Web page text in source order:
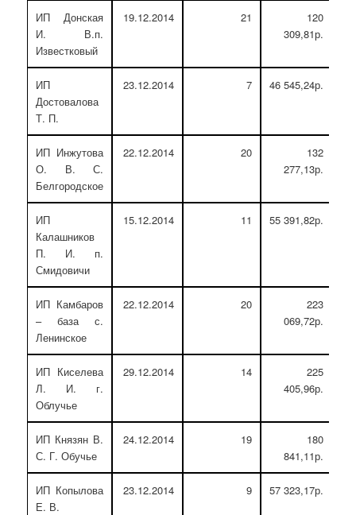
ИП Донская
И. В.п.
Известковый
19.12.2014 21
120
309,81р.
ИП
Достовалова
Т. П.
23.12.2014 7 46 545,24р.
ИП Инжутова
О. В. С.
Белгородское
22.12.2014 20
132
277,13р.
ИП
Калашников
П. И. п.
Смидовичи
15.12.2014 11 55 391,82р.
ИП Камбаров
– база с.
Ленинское
22.12.2014 20
223
069,72р.
ИП Киселева
Л. И. г.
Облучье
29.12.2014 14
225
405,96р.
ИП Князян В.
С. Г. Обучье
24.12.2014 19
180
841,11р.
ИП Копылова
Е. В.
23.12.2014 9 57 323,17р.